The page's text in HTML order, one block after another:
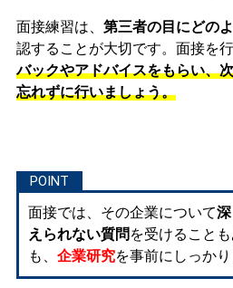
面接練習は、 第三者の目にどの
認することが大切です。面接を行
バックやアドバイスをもらい、
忘れずに行いましょう。
面接では、その企業について
えられない質問 を受けること
も、 企業研究を事前にしっかり